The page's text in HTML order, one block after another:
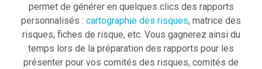
permet de générer en quelques clics des rapports
personnalisés : cartographie des risques, matrice des
risques, fiches de risque, etc. Vous gagnerez ainsi du
temps lors de la préparation des rapports pour les
présenter pour vos comités des risques, comités de